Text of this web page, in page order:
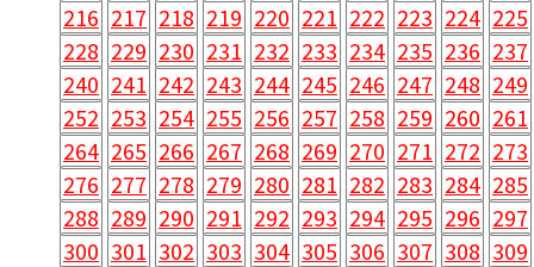
216 217 218 219 220 221 222 223 224 225
228 229 230 231 232 233 234 235 236 237
240 241 242 243 244 245 246 247 248 249
252 253 254 255 256 257 258 259 260 261
264 265 266 267 268 269 270 271 272 273
276 277 278 279 280 281 282 283 284 285
288 289 290 291 292 293 294 295 296 297
300 301 302 303 304 305 306 307 308 309